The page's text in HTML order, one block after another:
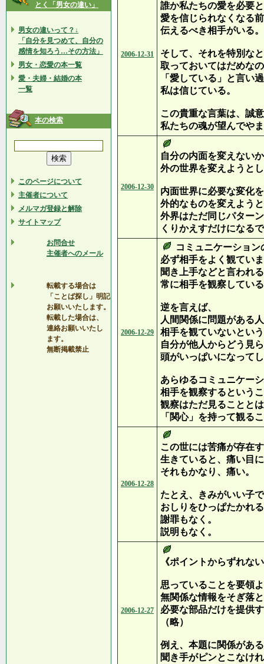
とく「男女の違い」
男女の違いって？↓
「自分を見つめて、自分の
感情を知ろう…その方法」
男女・恋愛の本一覧
愛・夫婦・結婚の本
一覧
本の検索
このページについて
主催者について
メルマガ登録と解除
サイトマップ
お問合せ
主催者へのメール
転載する場合は
「ことば探し」明記
お願いいたします。
転載した場合は、
連絡お願いいたし
ます。
無断掲載禁止
2006-12-31
誰か私たちの愛を必要
愛を信じられなくなる
伝えるべき相手がいる。
そして、それを特別な
取っておいてはだめな
「愛している」と言い
私は信じている。
この貴重な言葉は、誠
私たちの魂が望んでや
2006-12-30
自分の内面を変えない
外の世界を変えようと
内面世界に必要な変化
外的なものを変えよう
外界はただ同じパター
くりかえすだけになる
2006-12-29
コミュニケーショ
必ず相手をよく観てい
聞き上手などと言われ
常に相手を観察してい
逆を言えば、
人間関係に問題がある
相手を観ていないとい
自分が他人からどう見
頭がいっぱいになって
あらゆるコミュニケー
相手を観察するという
観察はただ見ることと
「関心」を持って観る
2006-12-28
この世には苦痛が存在
生きていると、痛い目
それもかなり、痛い。
たとえ、きみがいい子
おしりをひっぱたかれ
謝罪もなく。
説明もなく。
2006-12-27
《ポイントからずれな
思っていることを要領
無関係な情報をそぎ落
必要な部品だけを提供
（略）
例え、本題に関係があ
聞き手がピンとこなけ